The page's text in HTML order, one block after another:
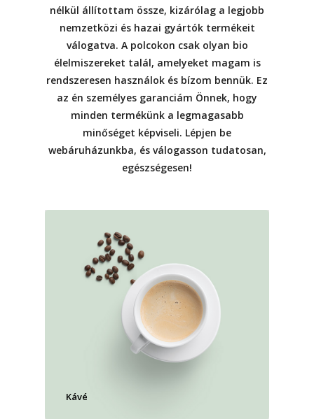
nélkül állítottam össze, kizárólag a legjobb
nemzetközi és hazai gyártók termékeit
válogatva. A polcokon csak olyan bio
élelmiszereket talál, amelyeket magam is
rendszeresen használok és bízom bennük. Ez
az én személyes garanciám Önnek, hogy
minden termékünk a legmagasabb
minőséget képviseli. Lépjen be
webáruházunkba, és válogasson tudatosan,
egészségesen!
Kávé